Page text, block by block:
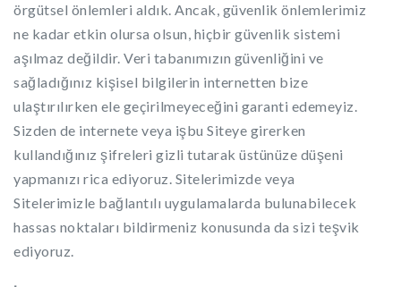
örgütsel önlemleri aldık. Ancak, güvenlik önlemlerimiz
ne kadar etkin olursa olsun, hiçbir güvenlik sistemi
aşılmaz değildir. Veri tabanımızın güvenliğini ve
sağladığınız kişisel bilgilerin internetten bize
ulaştırılırken ele geçirilmeyeceğini garanti edemeyiz.
Sizden de internete veya işbu Siteye girerken
kullandığınız şifreleri gizli tutarak üstünüze düşeni
yapmanızı rica ediyoruz. Sitelerimizde veya
Sitelerimizle bağlantılı uygulamalarda bulunabilecek
hassas noktaları bildirmeniz konusunda da sizi teşvik
ediyoruz.